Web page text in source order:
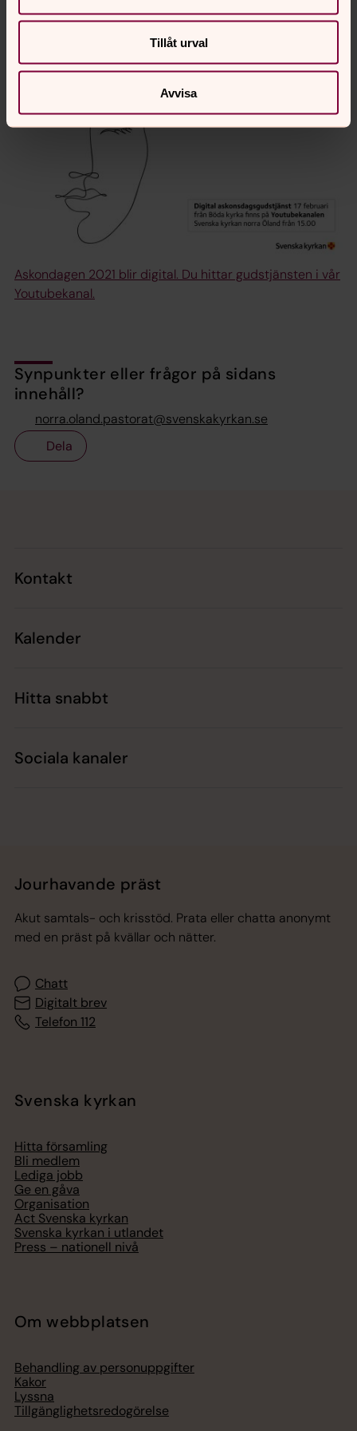
Tillåt urval
Avvisa
(text delvis hämtad från Lunds stift)
Askondagen 2021 blir digital. Du hittar gudstjänsten i vår
Youtubekanal.
Synpunkter eller frågor på sidans
innehåll?
norra.oland.pastorat@svenskakyrkan.se
Dela
Kontakt
Kalender
Hitta snabbt
Sociala kanaler
Jourhavande präst
Akut samtals- och krisstöd. Prata eller chatta anonymt
med en präst på kvällar och nätter.
Chatt
Digitalt brev
Telefon 112
Svenska kyrkan
Hitta församling
Bli medlem
Lediga jobb
Ge en gåva
Organisation
Act Svenska kyrkan
Svenska kyrkan i utlandet
Press – nationell nivå
Om webbplatsen
Behandling av personuppgifter
Kakor
Lyssna
Tillgänglighetsredogörelse